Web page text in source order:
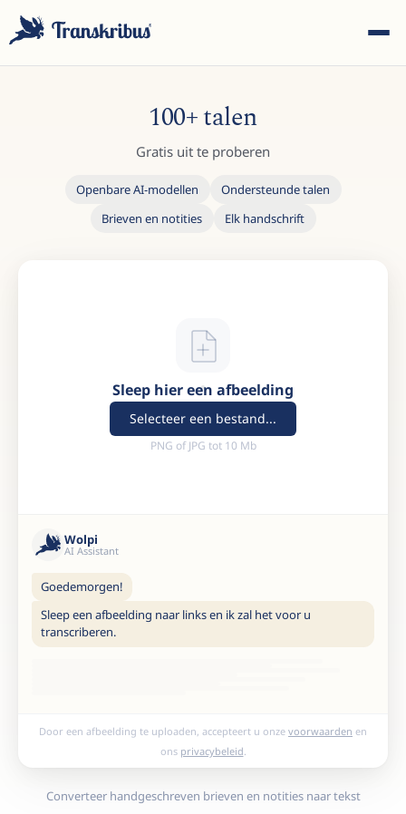
100+ talen
Gratis uit te proberen
Openbare AI-modellen
Ondersteunde talen
Brieven en notities
Elk handschrift
Sleep hier een afbeelding
Selecteer een bestand...
PNG of JPG tot 10 Mb
Wolpi
AI Assistant
Goedemorgen!
Sleep een afbeelding naar links en ik zal het voor u
transcriberen.
Door een afbeelding te uploaden, accepteert u onze voorwaarden en
ons privacybeleid
Converteer handgeschreven brieven en notities naar tekst